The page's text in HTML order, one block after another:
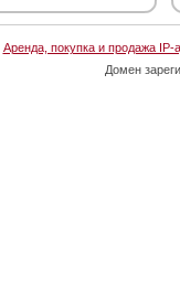
Аренда, покупка и продажа IP-
Домен